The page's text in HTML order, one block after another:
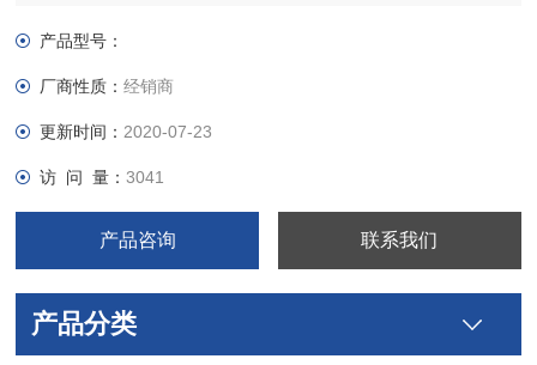
产品型号：
厂商性质：经销商
更新时间： 2020-07-23
访 问 量：3041
产品咨询 联系我们
产品分类